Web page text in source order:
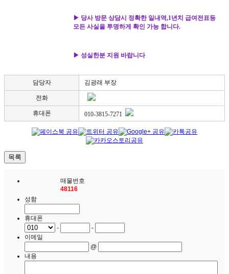
▶ 당사 방문 상담시 정확한 일내역,1년치 급여전표등
모든 사실을 투명하게 확인 가능 합니다.
▶ 성실한분 지원 바랍니다
담당자 김광래 부장
전화
휴대폰 010-3815-7271
목록
매물번호
48116
성함
휴대폰
-
-
이메일
@
내용